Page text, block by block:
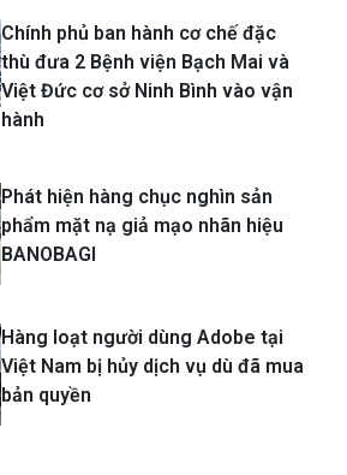
Chính phủ ban hành cơ chế đặc
thù đưa 2 Bệnh viện Bạch Mai và
Việt Đức cơ sở Ninh Bình vào vận
hành
Phát hiện hàng chục nghìn sản
phẩm mặt nạ giả mạo nhãn hiệu
BANOBAGI
Hàng loạt người dùng Adobe tại
Việt Nam bị hủy dịch vụ dù đã mua
bản quyền